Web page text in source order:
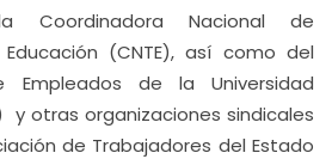
Coordinadora Nacional de
(CNTE), así como del
Empleados de la Universidad
y otras organizaciones sindicales
de Trabajadores del Estado